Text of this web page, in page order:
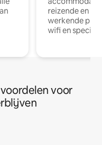
reizende en
werkende
wifi en
voor